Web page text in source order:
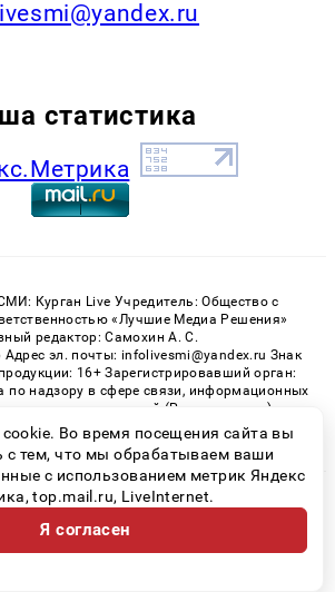
статистика
Курган Live Учредитель: Общество с
«Лучшие Медиа Решения»
редактор: Самохин А. С.
Адрес эл. почты: infolivesmi@yandex.ru Знак
16+ Зарегистрировавший орган:
по надзору в сфере связи, информационных
коммуникаций (Роскомнадзор)
СМИ ЭЛ № ФС 77 - 82535 от 21.01.2022
Live» | Все права защищены
категория сайта 16+
конфиденциальности
Во время посещения сайта вы
с тем, что мы обрабатываем ваши
с использованием метрик Яндекс
top.mail.ru, LiveInternet.
Я согласен